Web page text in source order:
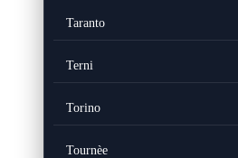
Taranto
Terni
Torino
Tournèe